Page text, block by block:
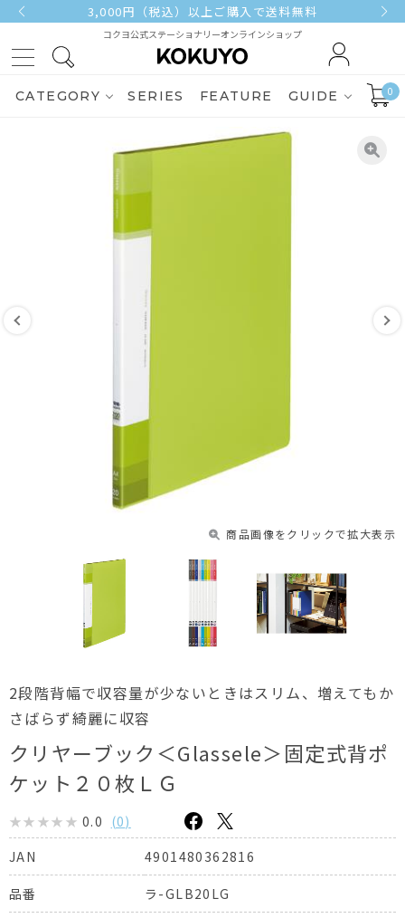
3,000円（税込）以上ご購入で送料無料
コクヨ公式ステーショナリーオンラインショップ
CATEGORY SERIES FEATURE GUIDE 0
商品画像をクリックで拡大表示
2段階背幅で収容量が少ないときはスリム、増えてもか
さばらず綺麗に収容
クリヤーブック＜Glassele＞固定式背ポ
ケット２０枚ＬＧ
0.0 (0)
JAN
4901480362816
品番 ラ-GLB20LG